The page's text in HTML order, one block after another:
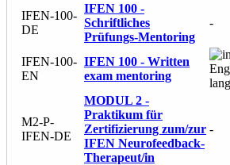
IFEN-100-
DE
IFEN 100 -
Schriftliches
Prüfungs-Mentoring
-
IFEN-100-
EN
IFEN 100 - Written
exam mentoring
M2-P-
IFEN-DE
MODUL 2 -
Praktikum für
Zertifizierung zum/zur
IFEN Neurofeedback-
Therapeut/in
-